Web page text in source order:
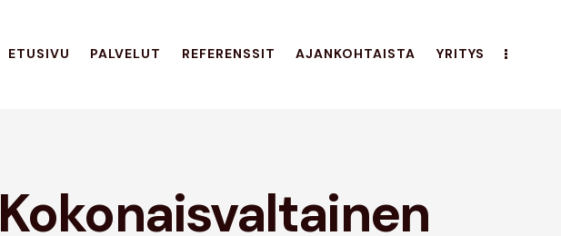
ETUSIVU PALVELUT REFERENSSIT AJANKOHTAISTA YRITYS
Kokonaisvaltainen